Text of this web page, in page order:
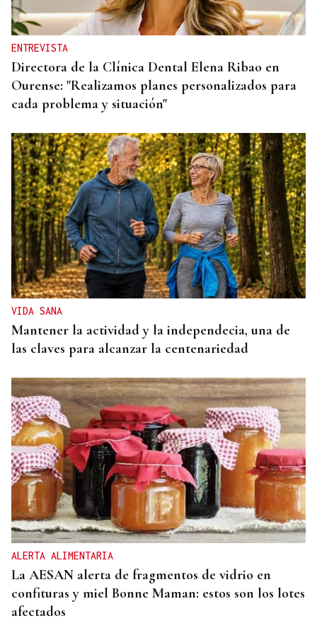
ENTREVISTA
Directora de la Clínica Dental Elena Ribao en
Ourense: "Realizamos planes personalizados para
cada problema y situación"
VIDA SANA
Mantener la actividad y la independecia, una de
las claves para alcanzar la centenariedad
ALERTA ALIMENTARIA
La AESAN alerta de fragmentos de vidrio en
confituras y miel Bonne Maman: estos son los lotes
afectados